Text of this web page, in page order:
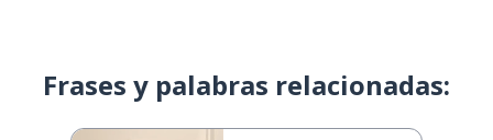
Frases y palabras relacionadas: